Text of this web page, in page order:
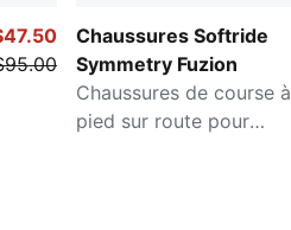
Chaussures Softride
Symmetry Fuzion
Chaussures de course à
pied sur route pour